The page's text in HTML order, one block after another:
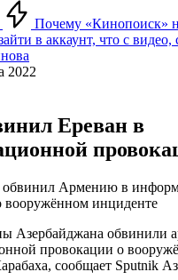
Почему «Кинопоиск»
в аккаунт, что с видео,
2022
Ереван в
обвинил Армению в
вооружённом инциденте
Азербайджана обвинили
провокации о
сообщает Sputnik